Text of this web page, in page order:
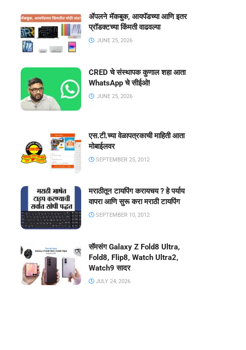
ॲपलने मॅकबुक, आयपॅडच्या आणि इतर
प्रॉडक्टच्या किंमती वाढवल्या
JUNE 25, 2026
CRED चे संस्थापक कुणाल शहा आता
WhatsApp चे सीईओ!
JUNE 25, 2026
एस.टी.च्या वेळापत्रकाची माहिती आता
मोबाईलवर
SEPTEMBER 25, 2012
मराठीतून टायपिंग करायचय ? हे पर्याय
वापरा आणि सुरू करा मराठी टायपिंग
SEPTEMBER 10, 2012
सॅमसंग Galaxy Z Fold8 Ultra,
Fold8, Flip8, Watch Ultra2,
Watch9 सादर
JULY 24, 2026